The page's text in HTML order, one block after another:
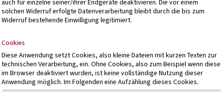
auch für einzelne seiner/ihrer Endgeräte deaktivieren. Die vor einem
solchen Widerruf erfolgte Datenverarbeitung bleibt durch die bis zum
Widerruf bestehende Einwilligung legitimiert.
Cookies
Diese Anwendung setzt Cookies, also kleine Dateien mit kurzen Texten zur
technischen Verarbeitung, ein. Ohne Cookies, also zum Beispiel wenn diese
im Browser deaktiviert wurden, ist keine vollständige Nutzung dieser
Anwendung möglich. Im Folgenden eine Aufzählung dieses Cookies.